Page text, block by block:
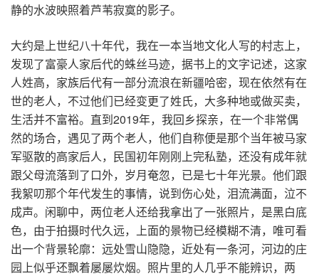
静的水波映照着芦苇寂寞的影子。
大约是上世纪八十年代，我在一本当地文化人写的村志上，
发现了富豪人家后代的蛛丝马迹，据书上的文字记述，这家
人姓高，家族后代有一部分流浪在新疆哈密，现在依然有在
世的老人，不过他们已经变更了姓氏，大多种地或做买卖，
生活并不富裕。直到2019年，我回乡探亲，在一个非常偶
然的场合，遇见了两个老人，他们自称便是那个当年被马家
军驱散的高家后人，民国初年刚刚上完私塾，还没有成年就
跟父母流落到了口外，岁月奄忽，已是七十年光景。他们跟
我絮叨那个年代发生的事情，说到伤心处，泪流满面，泣不
成声。闲聊中，两位老人还给我拿出了一张照片，是黑白底
色，由于拍摄时代久远，上面的景物已经模糊不清，唯可看
出一个背景轮廓：远处雪山隐隐，近处有一条河，河边的庄
园上似乎还飘着屡屡炊烟。照片里的人几乎不能辨识，两